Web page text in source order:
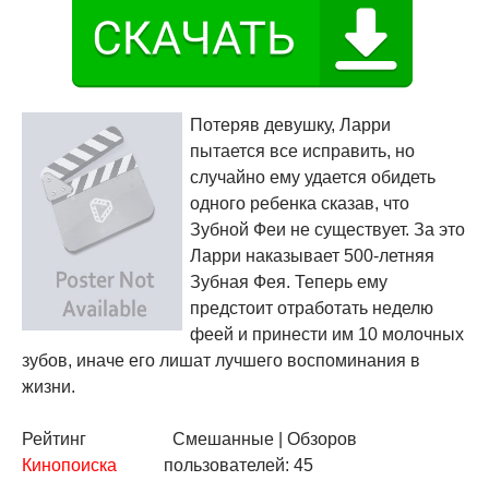
Потеряв девушку, Ларри
пытается все исправить, но
случайно ему удается обидеть
одного ребенка сказав, что
Зубной Феи не существует. За это
Ларри наказывает 500-летняя
Зубная Фея. Теперь ему
предстоит отработать неделю
феей и принести им 10 молочных
зубов, иначе его лишат лучшего воспоминания в
жизни.
Рейтинг
Кинопоиска
Смешанные | Обзоров
пользователей: 45